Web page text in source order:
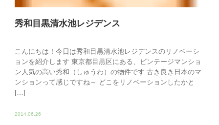
秀和目黒清水池レジデンス
こんにちは！今日は秀和目黒清水池レジデンスのリノベーシ
ョンを紹介します 東京都目黒区にある、ビンテージマンショ
ン人気の高い秀和（しゅうわ）の物件です 古き良き日本のマ
ンションって感じですね～ どこをリノベーションしたかと
[…]
2014.06.26